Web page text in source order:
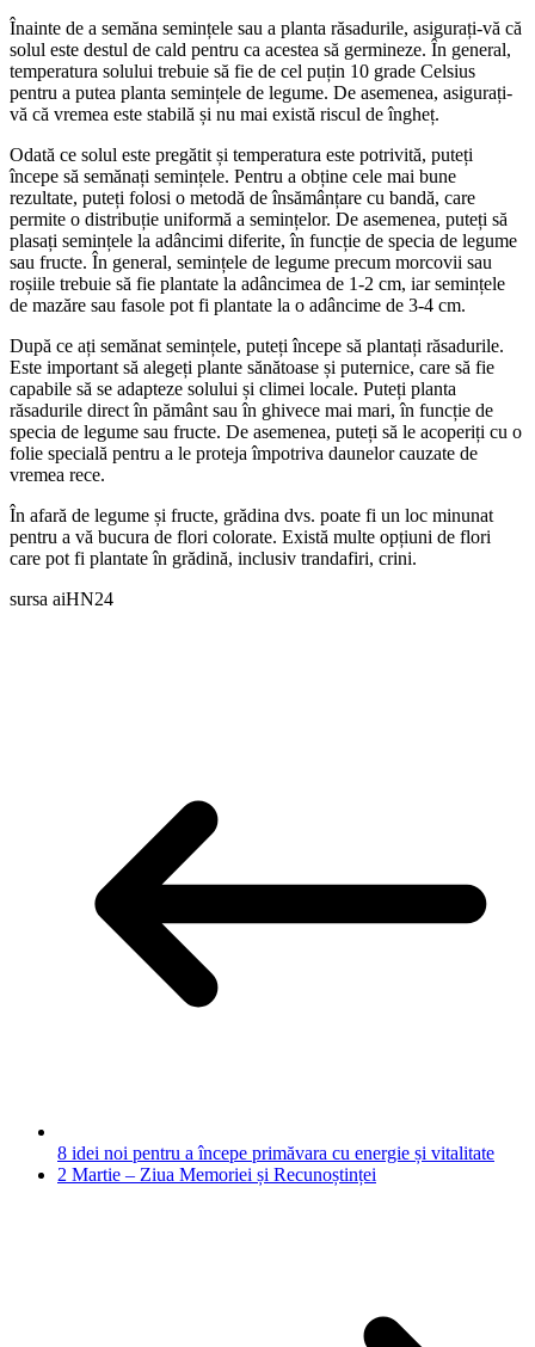
Înainte de a semăna semințele sau a planta răsadurile, asigurați-vă că
solul este destul de cald pentru ca acestea să germineze. În general,
temperatura solului trebuie să fie de cel puțin 10 grade Celsius
pentru a putea planta semințele de legume. De asemenea, asigurați-
vă că vremea este stabilă și nu mai există riscul de îngheț.
Odată ce solul este pregătit și temperatura este potrivită, puteți
începe să semănați semințele. Pentru a obține cele mai bune
rezultate, puteți folosi o metodă de însămânțare cu bandă, care
permite o distribuție uniformă a semințelor. De asemenea, puteți să
plasați semințele la adâncimi diferite, în funcție de specia de legume
sau fructe. În general, semințele de legume precum morcovii sau
roșiile trebuie să fie plantate la adâncimea de 1-2 cm, iar semințele
de mazăre sau fasole pot fi plantate la o adâncime de 3-4 cm.
După ce ați semănat semințele, puteți începe să plantați răsadurile.
Este important să alegeți plante sănătoase și puternice, care să fie
capabile să se adapteze solului și climei locale. Puteți planta
răsadurile direct în pământ sau în ghivece mai mari, în funcție de
specia de legume sau fructe. De asemenea, puteți să le acoperiți cu o
folie specială pentru a le proteja împotriva daunelor cauzate de
vremea rece.
În afară de legume și fructe, grădina dvs. poate fi un loc minunat
pentru a vă bucura de flori colorate. Există multe opțiuni de flori
care pot fi plantate în grădină, inclusiv trandafiri, crini.
sursa aiHN24
8 idei noi pentru a începe primăvara cu energie și vitalitate
2 Martie – Ziua Memoriei și Recunoștinței